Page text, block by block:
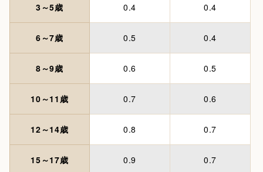
3～5歳 0.4 0.4
6～7歳 0.5 0.4
8～9歳 0.6 0.5
10～11歳 0.7 0.6
12～14歳 0.8 0.7
15～17歳 0.9 0.7